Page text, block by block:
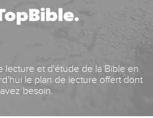
lecture et d'étude de la Bible en
le plan de lecture offert dont
besoin.